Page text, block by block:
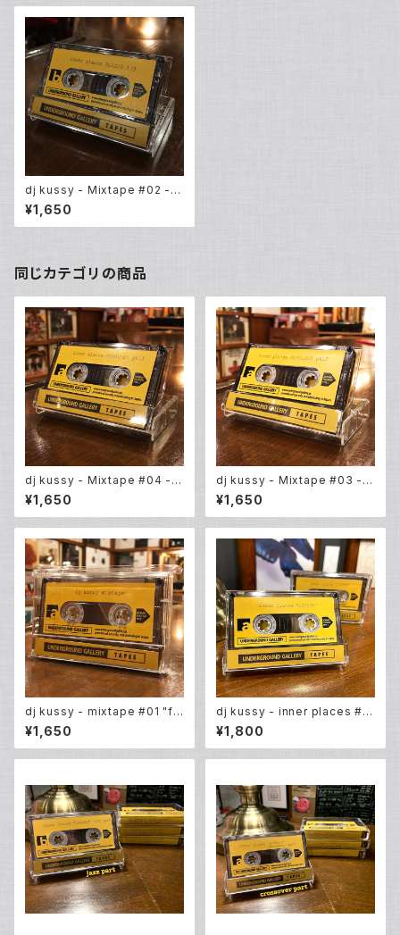
dj kussy - Mixtape #02 - i
nner places 201228 pt.1
¥1,650
同じカテゴリの商品
dj kussy - Mixtape #04 - i
nner places 201228 pt.3
¥1,650
dj kussy - Mixtape #03 - i
nner places 201228 pt.2
¥1,650
dj kussy - mixtape #01 "fo
r kobe cultural fes 2020"
¥1,650
dj kussy - inner places #9
"220909"
¥1,800